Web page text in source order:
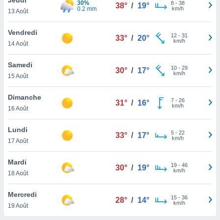
et
»,
au
vous
qu'ils
ou
le
ainsi
un
la
du
13 Août
30%
0.2 mm
38° / 19° 8- 38
km/h
Vendredi
14 Août
33° / 20° 12- 31
km/h
Samedi
15 Août
30° / 17° 10- 29
km/h
Dimanche
16 Août
31° / 16° 7- 26
km/h
Lundi
17 Août
33° / 17° 5- 22
km/h
Mardi
18 Août
30° / 19° 19- 46
km/h
Mercredi
19 Août
28° / 14° 15- 36
km/h